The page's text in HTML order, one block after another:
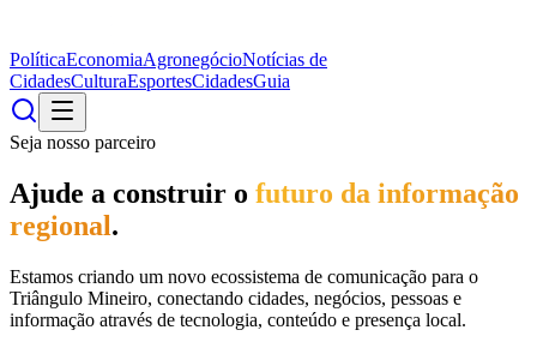
PolíticaEconomiaAgronegócioNotícias de
CidadesCulturaEsportesCidadesGuia
Seja nosso parceiro
Ajude a construir o futuro da informação
regional.
Estamos criando um novo ecossistema de comunicação para o
Triângulo Mineiro, conectando cidades, negócios, pessoas e
informação através de tecnologia, conteúdo e presença local.